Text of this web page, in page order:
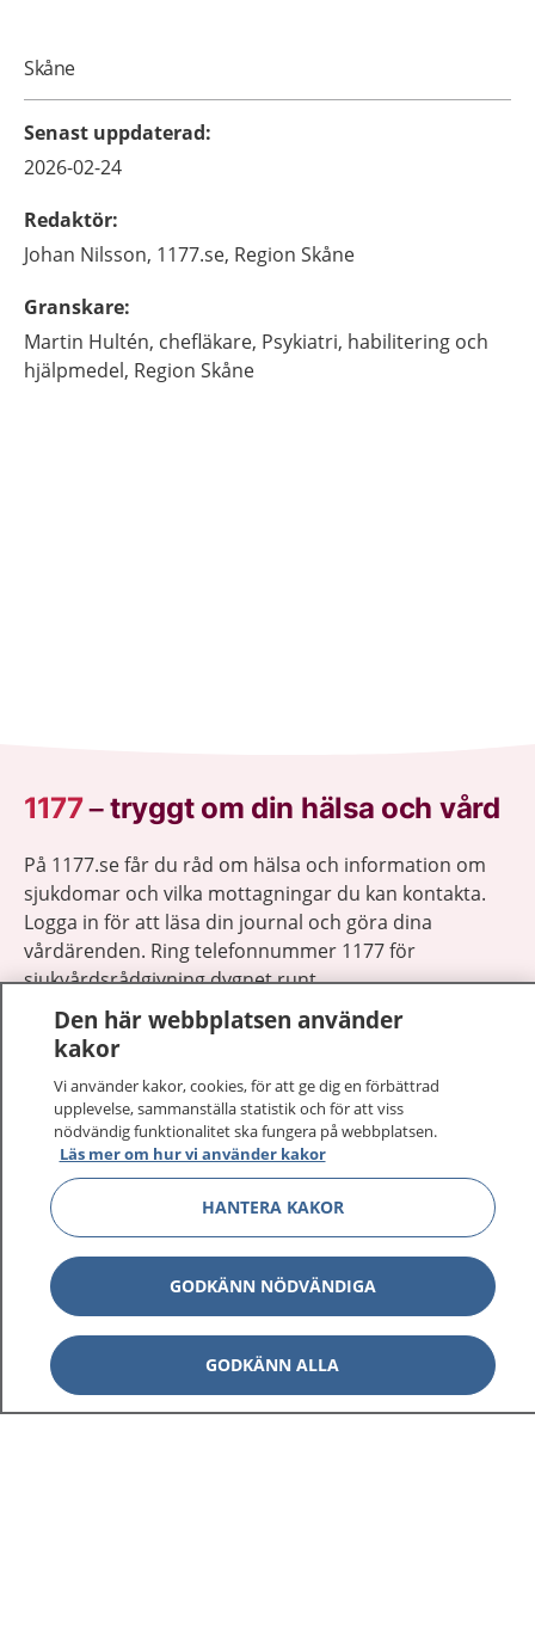
Skåne
Senast uppdaterad:
2026-02-24
Redaktör:
Johan Nilsson, 1177.se, Region Skåne
Granskare:
Martin Hultén, chefläkare, Psykiatri, habilitering och
hjälpmedel, Region Skåne
1177–tryggt om din hälsa och vård
På 1177.se får du råd om hälsa och information om
sjukdomar och vilka mottagningar du kan kontakta.
Logga in för att läsa din journal och göra dina
vårdärenden. Ring telefonnummer 1177 för
sjukvårdsrådgivning dygnet runt.
1177 ger dig råd när du vill må bättre.
1177 på flera språk
Om 1177 Visa
Kontakt Visa
Behandling av personuppgifter
Den här webbplatsen använder
kakor
Vi använder kakor, cookies, för att ge dig en förbättrad
upplevelse, sammanställa statistik och för att viss
nödvändig funktionalitet ska fungera på webbplatsen.
Läs mer om hur vi använder kakor
HANTERA KAKOR
GODKÄNN NÖDVÄNDIGA
GODKÄNN ALLA